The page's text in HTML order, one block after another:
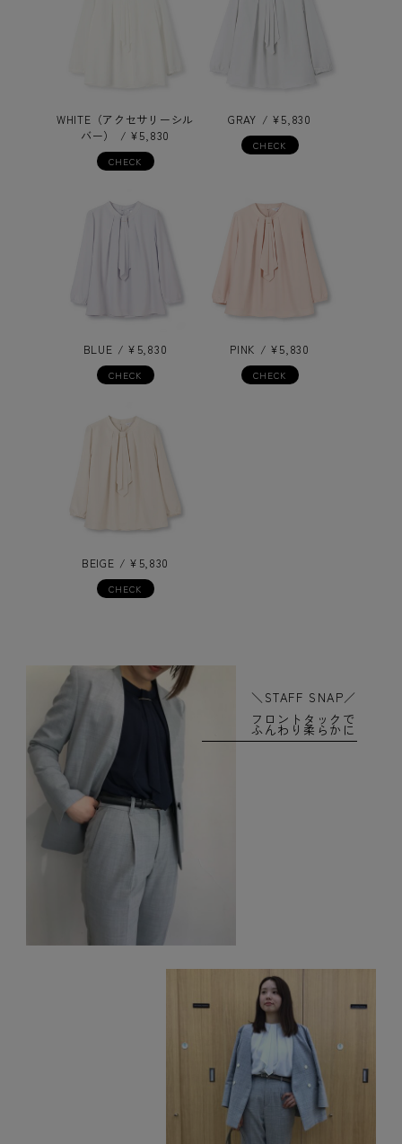
WHITE（アクセサリーシル
バー）
¥5,830
CHECK
GRAY ¥5,830
CHECK
BLUE ¥ 5,830
CHECK
PINK ¥5,830
CHECK
BEIGE ¥ 5,830
CHECK
＼STAFF SNAP／
フロントタックで
ふんわり柔らかに